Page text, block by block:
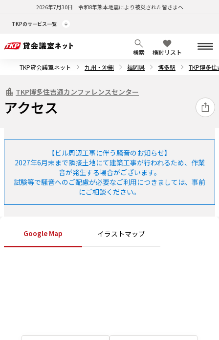
2026年7月30日 令和8年熊本地震により被災された皆さまへ
TKPのサービス一覧
検索
検討リスト
TKP貸会議室ネット
九州・沖縄 福岡県 博多駅 TKP博多
TKP博多住吉通カンファレンスセンター
アクセス
【ビル周辺工事に伴う騒音のお知らせ】
2027年6月末まで隣接土地にて建築工事が行われるため、作業
音が発生する場合がございます。
試験等で騒音へのご配慮が必要なご利用につきましては、事前
にご相談ください。
Google Map イラストマップ